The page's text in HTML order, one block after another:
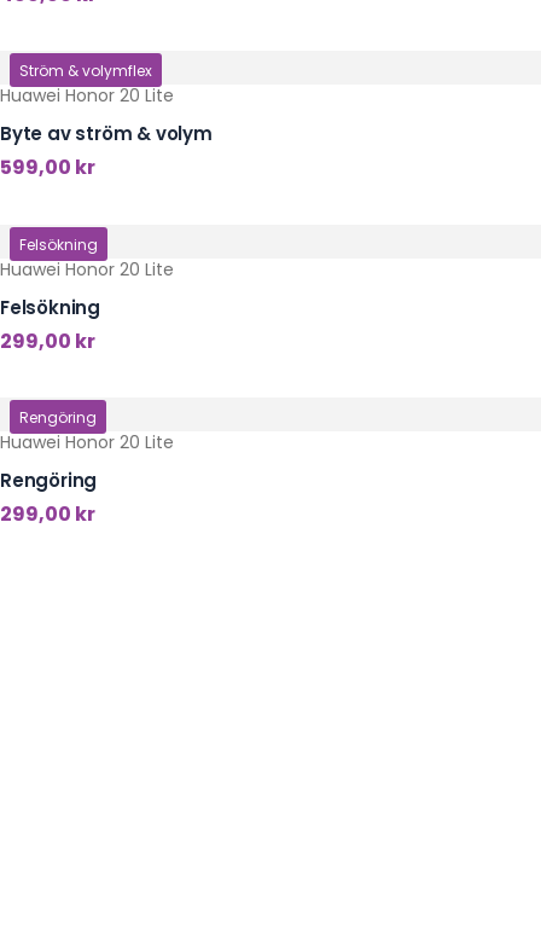
Klicka här
Ström & volymflex
Huawei Honor 20 Lite
Byte av ström & volym
599,00 kr
Klicka här
Felsökning
Huawei Honor 20 Lite
Felsökning
299,00 kr
Klicka här
Rengöring
Huawei Honor 20 Lite
Rengöring
299,00 kr